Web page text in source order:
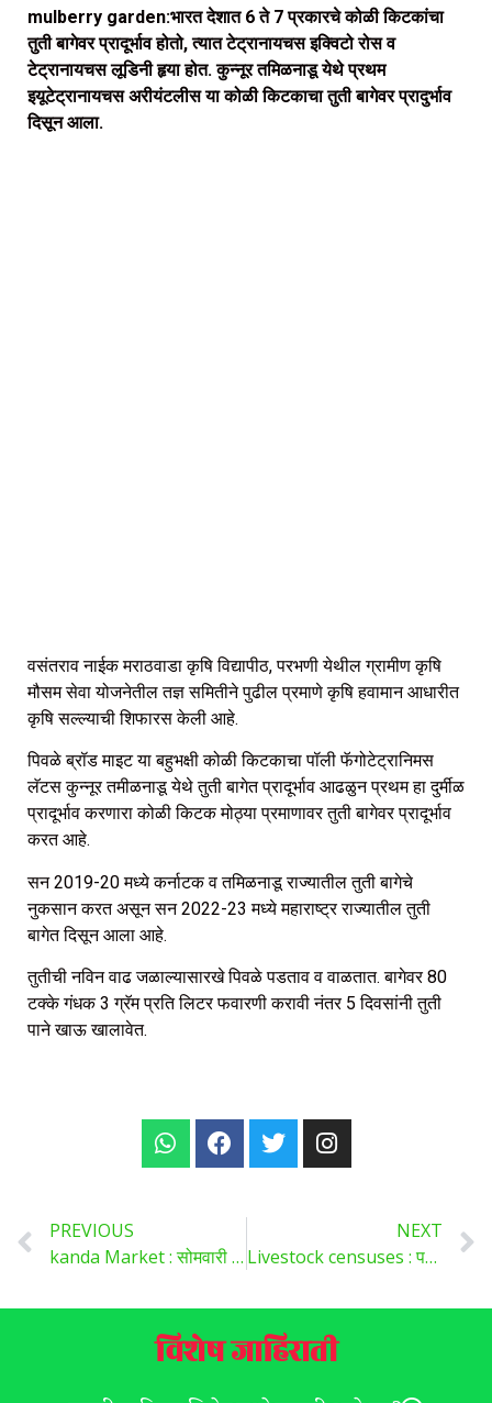
mulberry garden:भारत देशात 6 ते 7 प्रकारचे कोळी किटकांचा
तुती बागेवर प्रादूर्भाव होतो, त्यात टेट्रानायचस इक्विटो रोस व
टेट्रानायचस लूडिनी हृया होत. कुन्नूर तमिळनाडू येथे प्रथम
इयूटेट्रानायचस अरीयंटलीस या कोळी किटकाचा तुती बागेवर प्रादुर्भाव
दिसून आला.
वसंतराव नाईक मराठवाडा कृषि विद्यापीठ, परभणी येथील ग्रामीण कृषि
मौसम सेवा योजनेतील तज्ञ समितीने पुढील प्रमाणे कृषि हवामान आधारीत
कृषि सल्ल्याची शिफारस केली आहे.
पिवळे ब्रॉड माइट या बहुभक्षी कोळी किटकाचा पॉली फॅगोटेट्रानिमस
लॅटस कुन्नूर तमीळनाडू येथे तुती बागेत प्रादूर्भाव आढळुन प्रथम हा दुर्मीळ
प्रादूर्भाव करणारा कोळी किटक मोठ्या प्रमाणावर तुती बागेवर प्रादूर्भाव
करत आहे.
सन 2019-20 मध्ये कर्नाटक व तमिळनाडू राज्यातील तुती बागेचे
नुकसान करत असून सन 2022-23 मध्ये महाराष्ट्र राज्यातील तुती
बागेत दिसून आला आहे.
तुतीची नविन वाढ जळाल्यासारखे पिवळे पडताव व वाळतात. बागेवर 80
टक्के गंधक 3 ग्रॅम प्रति लिटर फवारणी करावी नंतर 5 दिवसांनी तुती
पाने खाऊ खालावेत.
PREVIOUS
kanda Market : सोमवारी आवक घटल्याने कांदाचे बाजारभाव वाढले..
NEXT
Livestock censuses : पशुधनाच्या गणनेसंदर्भात पुण्यात आजपासून राष्ट्रीय बैठक..
विशेष जाहिराती